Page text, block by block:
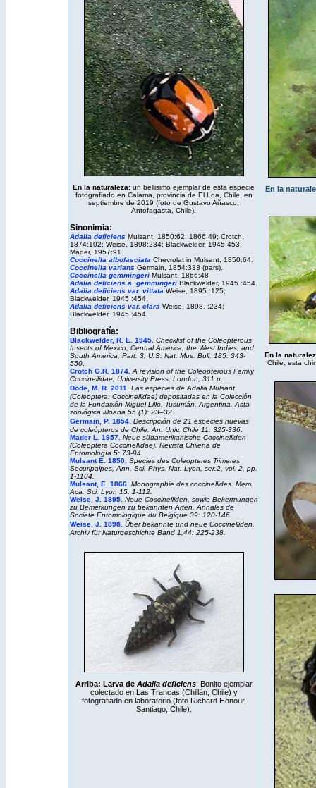
En la naturaleza: un bellisimo ejemplar de esta especie
fotografiado en Calama, provincia de El Loa, Chile, en
septiembre de 2019 (foto de Gustavo Añasco,
Antofagasta, Chile)
Sinonimia:
Adalia deficiens Mulsant, 1850:62; 1866:49; Crotch,
1874:102; Weise, 1898:234; Blackwelder, 1945:453;
Mader, 1957:91.
Coccinella albofasciata Chevrolat in Mulsant, 1850:64.
Coccinella varians Germain, 1854:333 (pars).
Coccinella gemmingeriMulsant, 1866:48
Adalia deficiens a. gemmingeri Blackwelder, 1945 :454.
Adalia deficiens var. vittata Weise, 1895 :125;
Blackwelder, 1945 :454.
Adalia deficiens var. clara Weise, 1898. :234;
Blackwelder, 1945 :454.
Bibliografía:
Blackwelder, R. E. 1945. Checklist of the Coleopterous
Insects of Mexico, Central America, the West Indies, and
South America, Part. 3, U.S. Nat. Mus. Bull. 185: 343-
550.
Crotch G.R. 1874. A revision of the Coleopterous Family
Coccinellidae, University Press, London, 311 p.
Dode, M. R. 2011.
Las especies de Adalia Mulsant
(Coleoptera: Coccinellidae) depositadas en la Colección
de la Fundación Miguel Lillo, Tucumán, Argentina
Acta
zoológica lilloana 55 (1): 23–32.
Germain, P. 1854. Descripción de 21 especies nuevas
de coleópteros de Chile. An. Univ. Chile 11: 325-336.
Mader L. 1957. Neue südamerikanische Coccinelliden
(Coleoptera Coccinellidae). Revista Chilena de
Entomología 5: 73-94.
Mulsant E. 1850. Species des Coleopteres Trimeres
Securipalpes, Ann. Sci. Phys. Nat. Lyon, ser.2, vol. 2, pp.
1-1104.
Mulsant, E. 1866. Monographie des coccinellides. Mem.
Aca. Sci. Lyon 15: 1-112.
Weise, J. 1895. Neue Coccinelliden, sowie Bekermungen
zu Bemerkungen zu bekannten Arten. Annales de
Societe Entomologique du Belgique 39: 120-146.
Weise, J. 1898. Über bekannte und neue Coccinelliden.
Archiv für Naturgeschichte Band 1,44: 225-238.
Arriba: Larva de Adalia deficiens: Bonito ejemplar
colectado en Las Trancas (Chillán, Chile) y
fotografiado en laboratorio (foto Richard Honour,
Santiago, Chile).
En la
En la
Chile, esta